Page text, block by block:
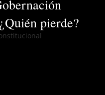
pierde?